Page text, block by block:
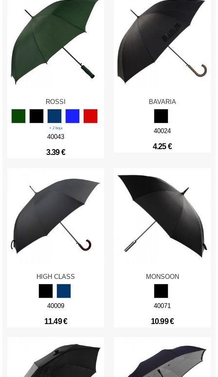
ROSSI
+ 2 boja
40043
3.39 €
BAVARIA
40024
4.25 €
HIGH CLASS
40009
11.49 €
MONSOON
40071
10.99 €